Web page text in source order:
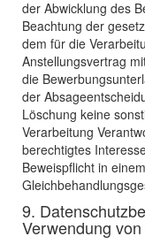
der Abwicklung des
Beachtung der
dem für die
Anstellungsvertrag
die
der
Löschung keine
Verarbeitung
berechtigtes
Beweispflicht in
9.
Verwendung